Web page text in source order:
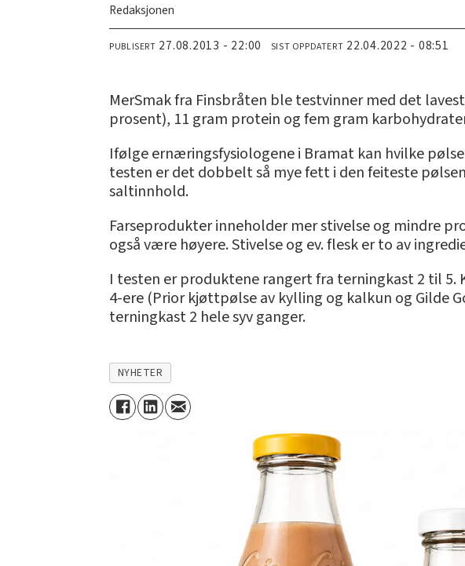
Redaksjonen
PUBLISERT 27.08.2013 - 22:00 SIST OPPDATERT 22.04.2022 - 08:51
MerSmak fra Finsbråten ble testvinner med det
prosent), 11 gram protein og fem gram
Ifølge ernæringsfysiologene i Bramat kan hvilke
testen er det dobbelt så mye fett i den feiteste
saltinnhold.
Farseprodukter inneholder mer stivelse og mindre
også være høyere. Stivelse og ev. flesk er to av
I testen er produktene rangert fra terningkast 2 til
4-ere (Prior kjøttpølse av kylling og kalkun og
terningkast 2 hele syv ganger.
NYHETER